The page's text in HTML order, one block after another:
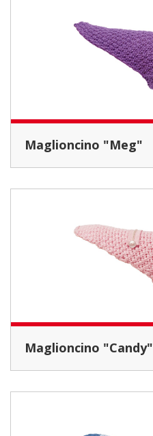
Maglioncino "Meg"
Maglioncino "Candy"